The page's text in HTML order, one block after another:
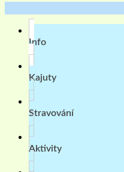
Info
Kajuty
Stravování
Aktivity